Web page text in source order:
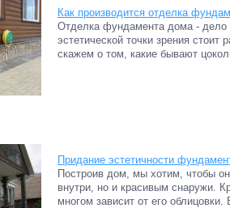
Как производится отделка
Отделка фундамента дома - дело
эстетической точки зрения
скажем о том, какие бывают
Придание эстетичности
Построив дом, мы хотим, чтобы
внутри, но и красивым снаружи.
многом зависит от его